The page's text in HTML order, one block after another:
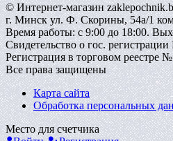
© Интернет-магазин
г. Минск ул. Ф. Скорины, 54а/1
Время работы: с 9:00 до 18:00.
Свидетельство о гос.
Регистрация в торговом реестре
Все права защищены
Карта сайта
Обработка персональных
Место для счетчика